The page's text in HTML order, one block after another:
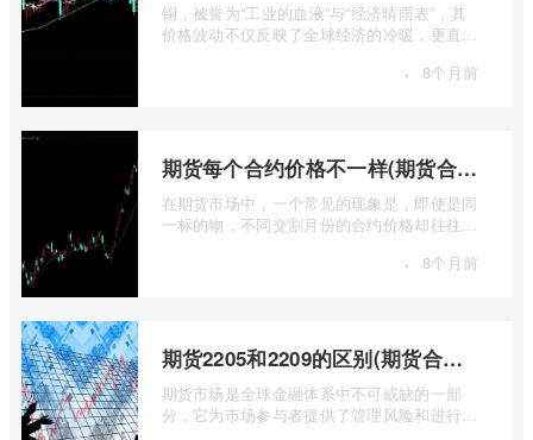
铜，被誉为“工业的血液”与“经济晴雨表”，其
价格波动不仅反映了全球经济的冷暖，更直接
· 8个月前
期货每个合约价格不一样(期货合约之间的价格差)
在期货市场中，一个常见的现象是，即使是同
一标的物，不同交割月份的合约价格却往往不
· 8个月前
期货2205和2209的区别(期货合约2205什么意思)
期货市场是全球金融体系中不可或缺的一部
分，它为市场参与者提供了管理风险和进行价